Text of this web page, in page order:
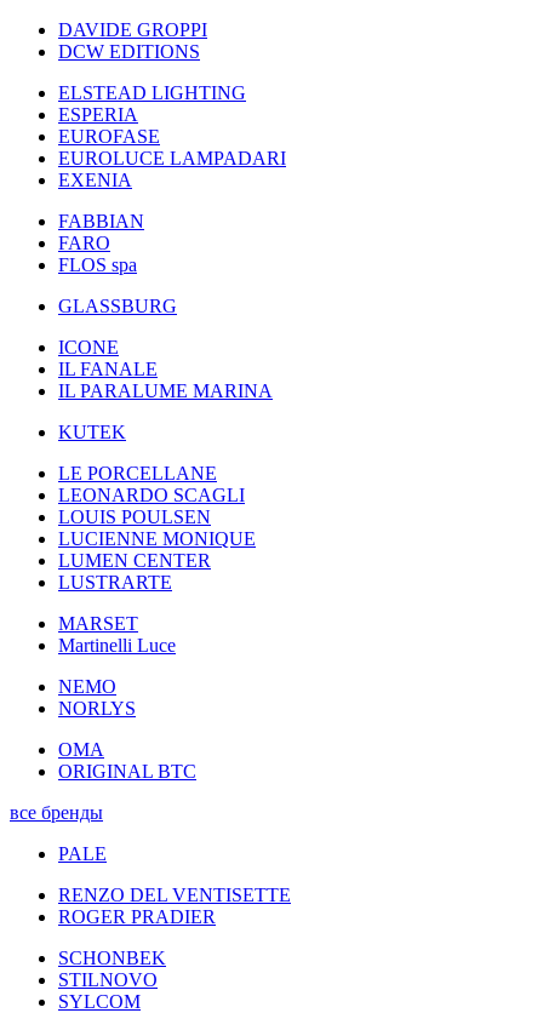
DAVIDE GROPPI
DCW EDITIONS
ELSTEAD LIGHTING
ESPERIA
EUROFASE
EUROLUCE LAMPADARI
EXENIA
FABBIAN
FARO
FLOS spa
GLASSBURG
ICONE
IL FANALE
IL PARALUME MARINA
KUTEK
LE PORCELLANE
LEONARDO SCAGLI
LOUIS POULSEN
LUCIENNE MONIQUE
LUMEN CENTER
LUSTRARTE
MARSET
Martinelli Luce
NEMO
NORLYS
OMA
ORIGINAL BTC
все бренды
PALE
RENZO DEL VENTISETTE
ROGER PRADIER
SCHONBEK
STILNOVO
SYLCOM